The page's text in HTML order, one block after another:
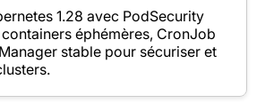
1.28 avec PodSecurity
éphémères, CronJob
stable pour sécuriser et